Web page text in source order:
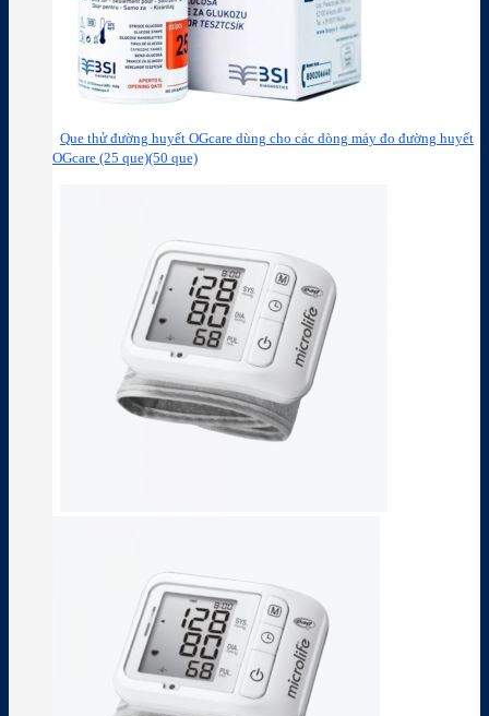
Que thử đường huyết OGcare dùng cho các dòng máy đo đường huyết
OGcare (25 que)(50 que)